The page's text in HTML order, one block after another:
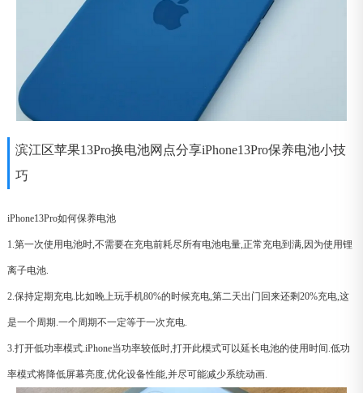
滨江区苹果13Pro换电池网点分享iPhone13Pro保养电池小技
巧
iPhone13Pro如何保养电池
1.第一次使用电池时,不需要在充电前耗尽所有电池电量,正常充电到满,因为使用锂
离子电池.
2.保持定期充电.比如晚上玩手机80%的时候充电,第二天出门回来还剩20%充电,这
是一个周期.一个周期不一定等于一次充电.
3.打开低功率模式.iPhone当功率较低时,打开此模式可以延长电池的使用时间.低功
率模式将降低屏幕亮度,优化设备性能,并尽可能减少系统动画.